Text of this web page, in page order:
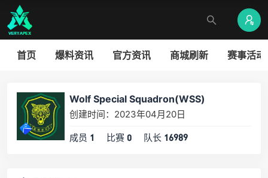
首页 爆料资讯 官方资讯 商城刷新 赛事活动
Wolf Special Squadron(WSS)
创建时间：2023年04月20日
成员 1 比赛 0 队长 16989